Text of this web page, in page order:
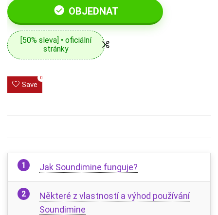
OBJEDNAT
[50% sleva] • oficiální
stránky
Save
0
Jak Soundimine funguje?
Některé z vlastností a výhod používání
Soundimine